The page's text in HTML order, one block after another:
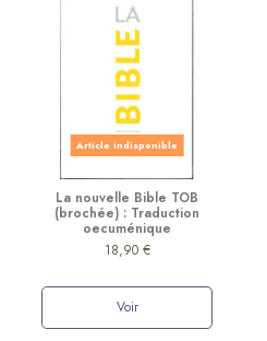
Article indisponible
La nouvelle Bible TOB
(brochée) : Traduction
oecuménique
18,90 €
Voir